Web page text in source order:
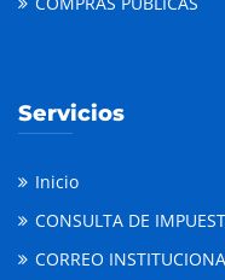
Servicios
Inicio
CONSULTA DE
CORREO